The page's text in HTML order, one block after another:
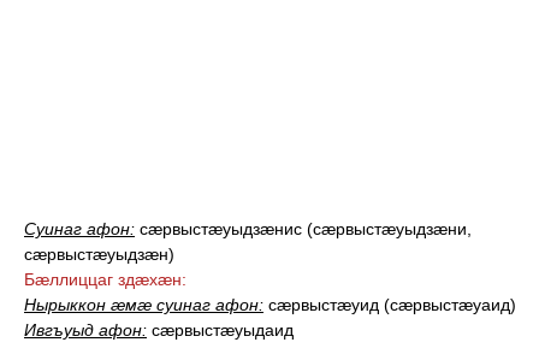
Суинаг афон: сæрвыстæуыдзæнис (сæрвыстæуыдзæни,
сæрвыстæуыдзæн)
Бæллиццаг здæхæн:
Нырыккон æмæ суинаг афон: сæрвыстæуид (сæрвыстæуаид)
Ивгъуыд афон: сæрвыстæуыдаид